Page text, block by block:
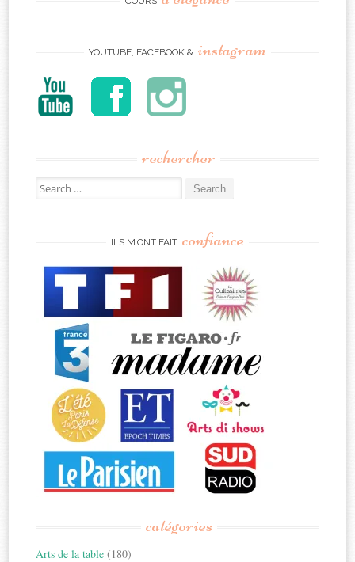
YOUTUBE, FACEBOOK & instagram
rechercher
Search
for:
ILS M’ONT FAIT confiance
catégories
Arts de la table (180)